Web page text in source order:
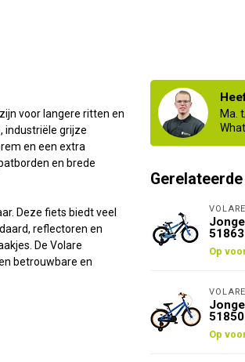
voor langere ritten en
industriële grijze
en een extra
en brede
Deze fiets biedt veel
reflectoren en
De Volare
betrouwbare en
Ma.
51863
Op
51850
Op